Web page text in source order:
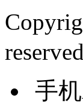
reserved
手